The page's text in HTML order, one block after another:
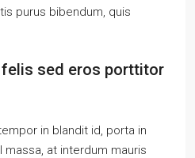
purus bibendum, quis
sed eros porttitor
in blandit id, porta in
massa, at interdum mauris